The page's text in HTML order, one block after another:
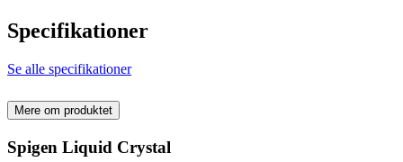
Specifikationer
Se alle specifikationer
Mere om produktet
Spigen Liquid Crystal